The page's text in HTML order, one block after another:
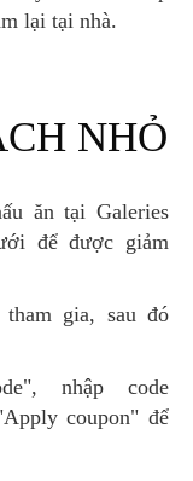
lại tại nhà.
NHỎ
để được giảm
nhập code
coupon" để